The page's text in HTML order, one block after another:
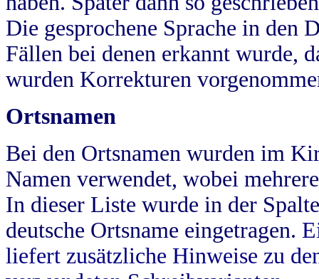
Die gesprochene Sprache in
Fällen bei denen erkannt wurde,
wurden Korrekturen
Ortsnamen
Bei den Ortsnamen wurden im
Namen verwendet, wobei
In dieser Liste wurde in der
deutsche Ortsname eingetragen.
liefert zusätzliche Hinweise zu